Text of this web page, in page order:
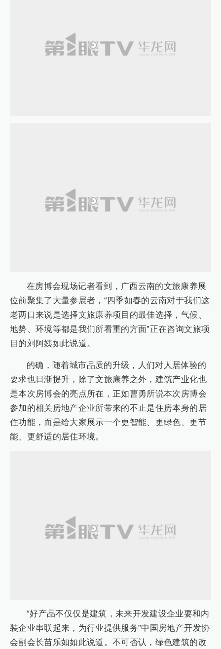
在房博会现场记者看到，广西云南的文旅康养展
位前聚集了大量参展者，“四季如春的云南对于我们这
老两口来说是选择文旅康养项目的最佳选择，气候、
地势、环境等都是我们所看重的方面”正在咨询文旅项
目的刘阿姨如此说道。
的确，随着城市品质的升级，人们对人居体验的
要求也日渐提升，除了文旅康养之外，建筑产业化也
是本次房博会的亮点所在，正如曹勇所说本次房博会
参加的相关房地产企业所带来的不止是住房本身的居
住功能，而是给大家展示一个更智能、更绿色、更节
能、更舒适的居住环境。
“好产品不仅仅是建筑，未来开发建设企业要和内
装企业串联起来，为行业提供服务”中国房地产开发协
会副会长苗乐如如此说道。不可否认，绿色建筑的改